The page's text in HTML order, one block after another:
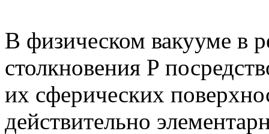
В физическом вакууме в
столкновения P
их сферических
действительно